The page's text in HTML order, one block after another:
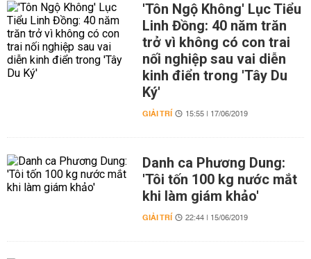
'Tôn Ngộ Không' Lục Tiểu
Linh Đồng: 40 năm trăn
trở vì không có con trai
nối nghiệp sau vai diễn
kinh điển trong 'Tây Du
Ký'
GIẢI TRÍ 15:55 | 17/06/2019
Danh ca Phương Dung:
'Tôi tốn 100 kg nước mắt
khi làm giám khảo'
GIẢI TRÍ 22:44 | 15/06/2019